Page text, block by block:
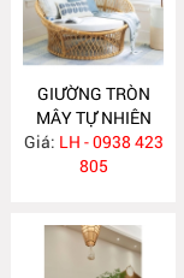
GIƯỜNG TRÒN
MÂY TỰ NHIÊN
MA652
Giá: LH - 0938 423
805